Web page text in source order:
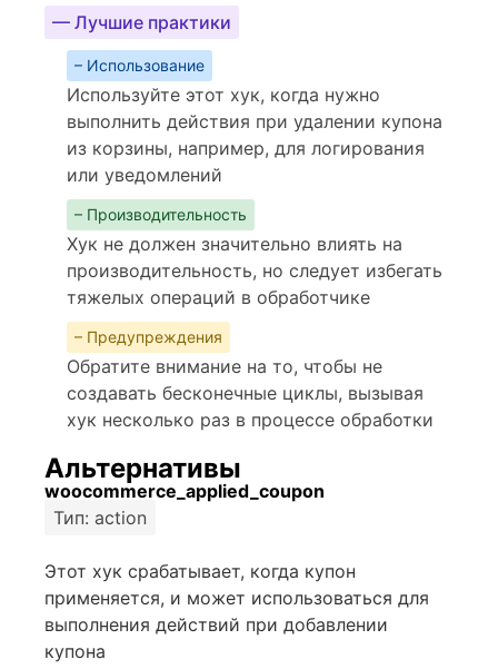
— Лучшие практики
– Использование
Используйте этот хук, когда нужно
выполнить действия при удалении купона
из корзины, например, для логирования
или уведомлений
– Производительность
Хук не должен значительно влиять на
производительность, но следует избегать
тяжелых операций в обработчике
– Предупреждения
Обратите внимание на то, чтобы не
создавать бесконечные циклы, вызывая
хук несколько раз в процессе обработки
Альтернативы
woocommerce_applied_coupon
Тип: action
Этот хук срабатывает, когда купон
применяется, и может использоваться для
выполнения действий при добавлении
купона